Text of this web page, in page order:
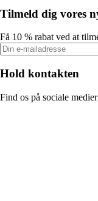
Tilmeld dig vores
Få 10 % rabat ved at
Hold kontakten
Find os på sociale medier